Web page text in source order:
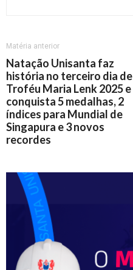
Matéria anterior
Natação Unisanta faz
história no terceiro dia de
Troféu Maria Lenk 2025 e
conquista 5 medalhas, 2
índices para Mundial de
Singapura e 3 novos
recordes